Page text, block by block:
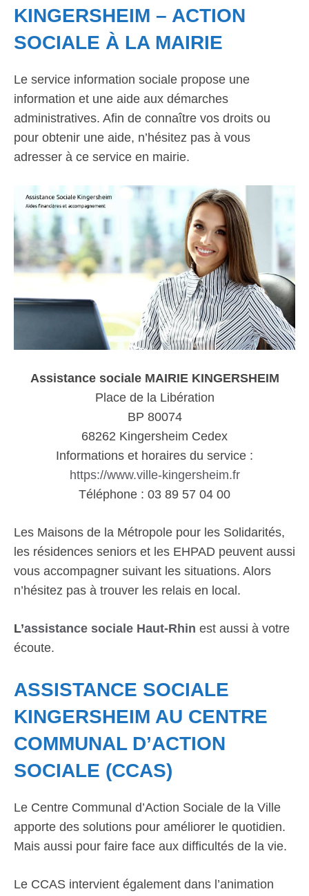
KINGERSHEIM – ACTION
SOCIALE À LA MAIRIE
Le service information sociale propose une
information et une aide aux démarches
administratives. Afin de connaître vos droits ou
pour obtenir une aide, n’hésitez pas à vous
adresser à ce service en mairie.
Assistance sociale MAIRIE KINGERSHEIM
Place de la Libération
BP 80074
68262 Kingersheim Cedex
Informations et horaires du service :
https://www.ville-kingersheim.fr
Téléphone : 03 89 57 04 00
Les Maisons de la Métropole pour les Solidarités,
les résidences seniors et les EHPAD peuvent aussi
vous accompagner suivant les situations. Alors
n’hésitez pas à trouver les relais en local.
L’assistance sociale Haut-Rhin est aussi à votre
écoute.
ASSISTANCE SOCIALE
KINGERSHEIM AU CENTRE
COMMUNAL D’ACTION
SOCIALE (CCAS)
Le Centre Communal d’Action Sociale de la Ville
apporte des solutions pour améliorer le quotidien.
Mais aussi pour faire face aux difficultés de la vie.
Le CCAS intervient également dans l’animation